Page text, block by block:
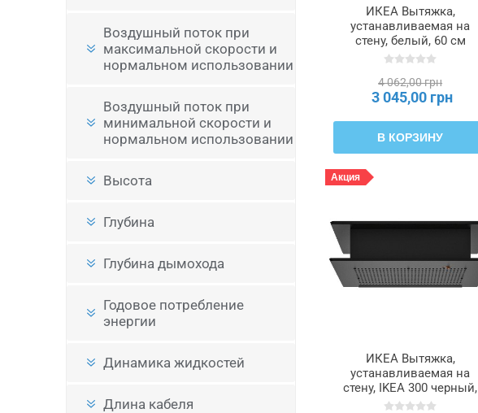
Воздушный поток при
максимальной скорости и
нормальном использовании
Воздушный поток при
минимальной скорости и
нормальном использовании
Высота
Глубина
Глубина дымохода
Годовое потребление
энергии
Динамика жидкостей
Длина кабеля
ИКЕА Вытяжка,
устанавливаемая на
стену, белый, 60 см
LAGAN ЛАГАН,
4 062,00 грн
3 045,00 грн
В КОРЗИНУ
Акция
ИКЕА Вытяжка,
устанавливаемая на
стену, IKEA 300 черный,
52 см VIGGBO,